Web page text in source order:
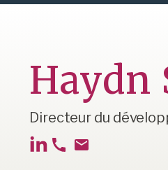
Haydn
Directeur du